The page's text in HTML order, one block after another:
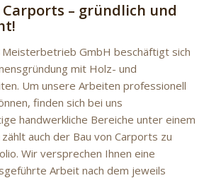
– gründlich und
Meisterbetrieb GmbH beschäftigt sich
mit Holz- und
Um unsere Arbeiten professionell
finden sich bei uns
handwerkliche Bereiche unter einem
zählt auch der Bau von Carports zu
Wir versprechen Ihnen eine
Arbeit nach dem jeweils